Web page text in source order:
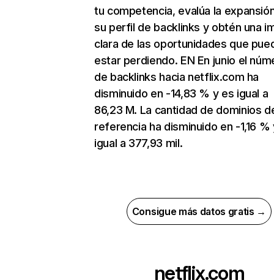
tu competencia, evalúa la
su perfil de backlinks y obtén una
clara de las oportunidades que
estar perdiendo. EN En junio el
de backlinks hacia netflix.com ha
disminuido en -14,83 % y es igual a
86,23 M. La cantidad de dominios
referencia ha disminuido en -1,16 %
igual a 377,93 mil.
Consigue más datos gratis →
netflix.com